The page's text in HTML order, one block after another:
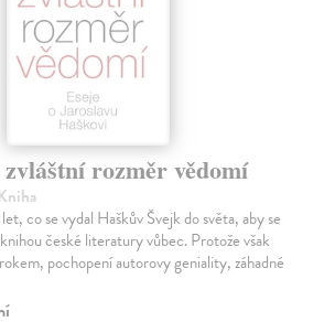
rozměr vědomí
co se vydal Haškův Švejk do světa, aby se
české literatury vůbec. Protože však
pochopení autorovy geniality, záhadné